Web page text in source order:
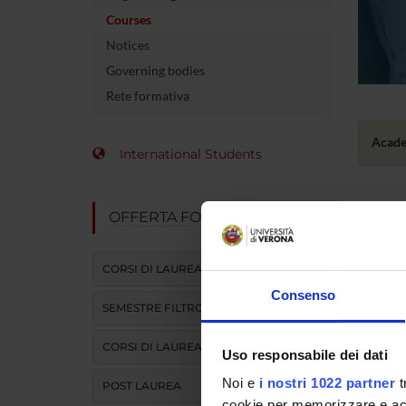
Consenso
Uso responsabile dei dati
Noi e i nostri 1022 partner
Courses
Notices
Governing bodies
Rete formativa
International Students
OFFERTA FORMATIVA
CORSI DI LAUREA
SEMESTRE FILTRO
CORSI DI LAUREA MAGISTRALE
POST LAUREA
LIST